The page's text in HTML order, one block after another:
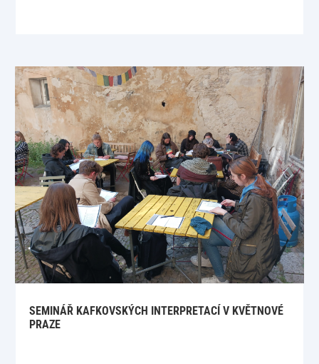
SEMINÁŘ KAFKOVSKÝCH INTERPRETACÍ V KVĚTNOVÉ
PRAZE